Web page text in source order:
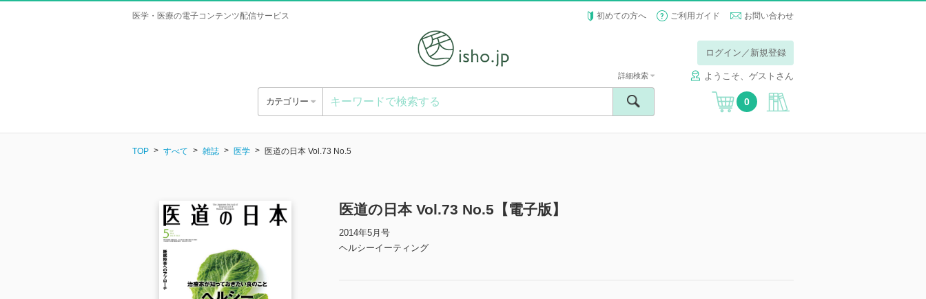
医学・医療の電子コンテンツ配信サービス 初めての方へ ご利用ガイド お問い合わせ
ログイン／新規登録
ようこそ、ゲストさん
カテゴリー
詳細検索
0
TOP すべて 雑誌 医学 医道の日本 Vol.73 No.5
医道の日本 Vol.73 No.5【電子版】
2014年5月号
ヘルシーイーティング